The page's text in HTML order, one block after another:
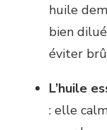
huile
bien
éviter
L’huile
: elle